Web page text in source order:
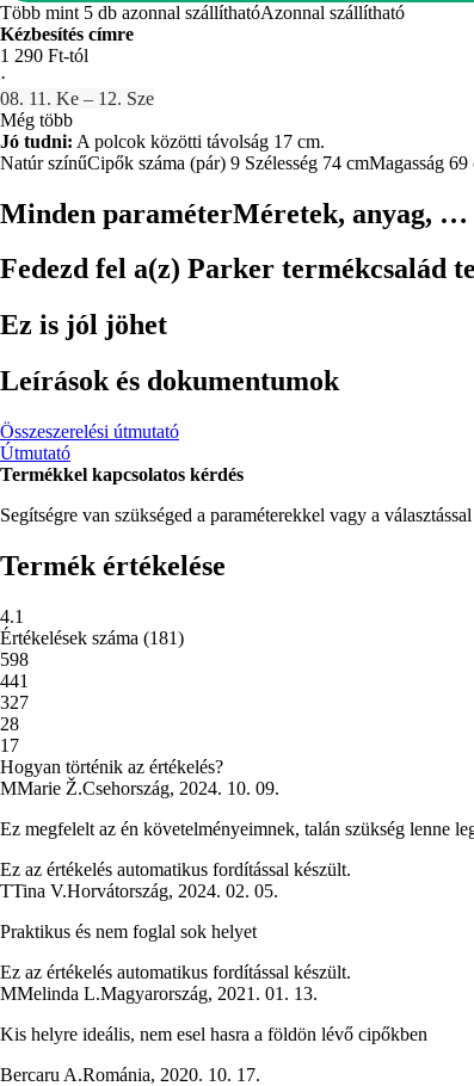
Több mint 5 db azonnal szállíthatóAzonnal szállítható
Kézbesítés címre
1 290 Ft-tól
·
08. 11. Ke – 12. Sze
Még több
Jó tudni: A polcok közötti távolság 17 cm.
Natúr színűCipők száma (pár) 9 Szélesség 74 cmMagasság 69
Minden paraméterMéretek, anyag, …
Fedezd fel a(z) Parker termékcsalád
Ez is jól jöhet
Leírások és dokumentumok
Összeszerelési útmutató
Útmutató
Termékkel kapcsolatos kérdés
Segítségre van szükséged a paraméterekkel vagy a
Termék értékelése
4.1
Értékelések száma (181)
598
441
327
28
1 7
Hogyan történik az értékelés?
MMarie Ž.Csehország, 2024. 10. 09.
Ez megfelelt az én követelményeimnek, talán szükség lenne
Ez az értékelés automatikus fordítással készült.
TTina V.Horvátország, 2024. 02. 05.
Praktikus és nem foglal sok helyet
Ez az értékelés automatikus fordítással készült.
MMelinda L.Magyarország, 2021. 01. 13.
Kis helyre ideális, nem esel hasra a földön lévő cipőkben
Bercaru A.Románia, 2020. 10. 17.